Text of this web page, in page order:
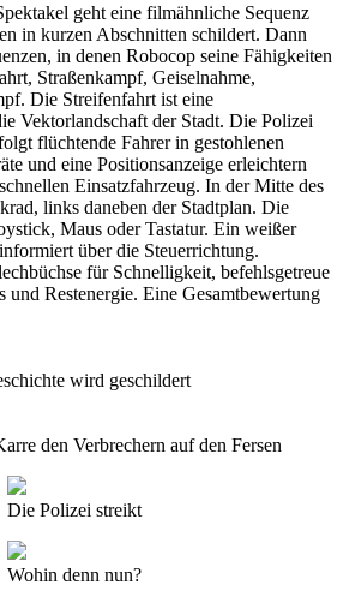
geht eine filmähnliche Sequenz
in kurzen Abschnitten schildert. Dann
in denen Robocop seine Fähigkeiten
Straßenkampf, Geiselnahme,
Die Streifenfahrt ist eine
Vektorlandschaft der Stadt. Die Polizei
flüchtende Fahrer in gestohlenen
und eine Positionsanzeige erleichtern
Einsatzfahrzeug. In der Mitte des
links daneben der Stadtplan. Die
Maus oder Tastatur. Ein weißer
über die Steuerrichtung.
für Schnelligkeit, befehlsgetreue
und Restenergie. Eine Gesamtbewertung
wird geschildert
den Verbrechern auf den Fersen
Die Polizei streikt
Wohin denn nun?